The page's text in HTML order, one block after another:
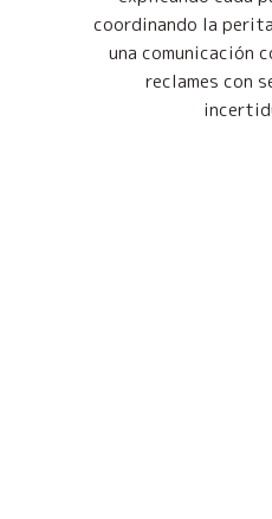
coordinando la
una comunicación
reclames con